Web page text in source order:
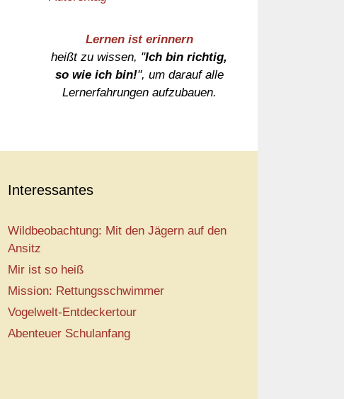
Lernen ist erinnern
heißt zu wissen, "Ich bin richtig,
so wie ich bin!", um darauf alle
Lernerfahrungen aufzubauen.
Interessantes
Wildbeobachtung: Mit den Jägern auf den
Ansitz
Mir ist so heiß
Mission: Rettungsschwimmer
Vogelwelt-Entdeckertour
Abenteuer Schulanfang